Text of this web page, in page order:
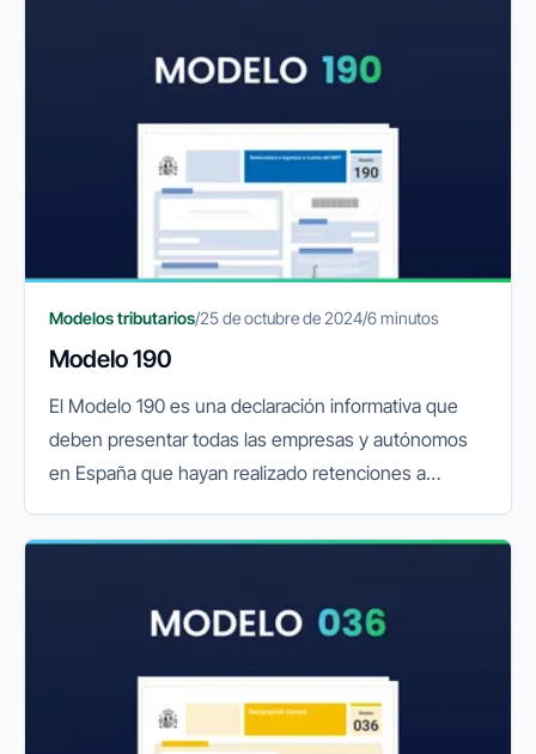
Modelos tributarios/25 de octubre de 2024/6 minutos
Modelo 190
El Modelo 190 es una declaración informativa que
deben presentar todas las empresas y autónomos
en España que hayan realizado retenciones a
Personas Físicas). Esta...